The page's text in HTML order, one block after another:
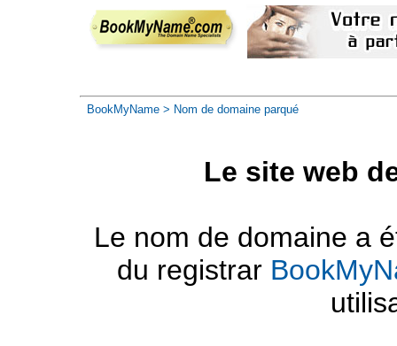
BookMyName > Nom de domaine parqué
Le site web
Le nom de domaine a
du registrar